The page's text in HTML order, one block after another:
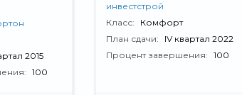
2015
100
инвестстрой
Класс:
Комфорт
План сдачи:
IV квартал 2022
Процент завершения:
100